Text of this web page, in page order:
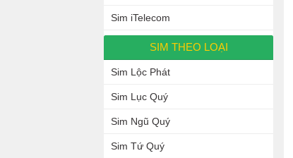
Sim iTelecom
SIM THEO LOẠI
Sim Lộc Phát
Sim Lục Quý
Sim Ngũ Quý
Sim Tứ Quý